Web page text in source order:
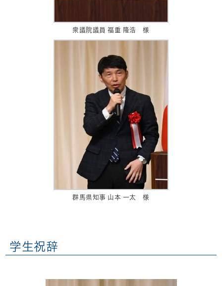
衆議院議員 福重 隆浩 様
群馬県知事 山本 一太 様
学生祝辞